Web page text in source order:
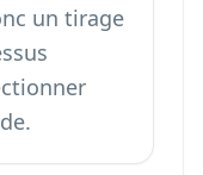
un tirage